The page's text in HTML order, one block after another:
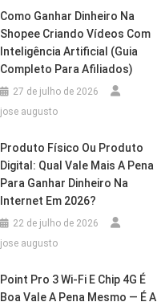
Como Ganhar Dinheiro Na
Shopee Criando Vídeos Com
Inteligência Artificial (Guia
Completo Para Afiliados)
27 de julho de 2026
jose augusto
Produto Físico Ou Produto
Digital: Qual Vale Mais A Pena
Para Ganhar Dinheiro Na
Internet Em 2026?
22 de julho de 2026
jose augusto
Point Pro 3 Wi‑Fi E Chip 4G É
Boa Vale A Pena Mesmo — É A